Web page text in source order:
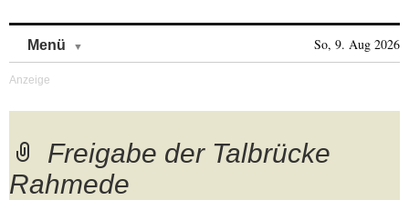
Menü So, 9. Aug 2026
Freigabe der Talbrücke
Rahmede